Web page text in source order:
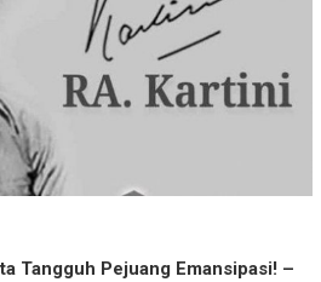
Tangguh Pejuang Emansipasi! –